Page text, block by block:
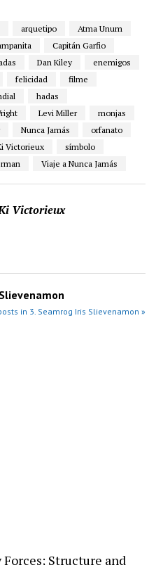
arquetipo
Atma Unum
Capitán Garfio
Dan Kiley
enemigos
felicidad
filme
hadas
Levi Miller
monjas
Nunca Jamás
orfanato
Victorieux
símbolo
Viaje a Nunca Jamás
Victorieux
in 3. Seamrog Iris Slievenamon »
Structure and